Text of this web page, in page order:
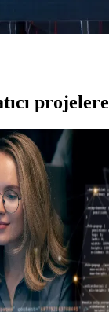
projelere